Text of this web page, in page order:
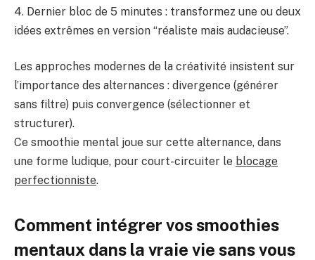
4. Dernier bloc de 5 minutes : transformez une ou deux
idées extrêmes en version “réaliste mais audacieuse”.
Les approches modernes de la créativité insistent sur
l’importance des alternances : divergence (générer
sans filtre) puis convergence (sélectionner et
structurer).
Ce smoothie mental joue sur cette alternance, dans
une forme ludique, pour court-circuiter le blocage
perfectionniste.
Comment intégrer vos smoothies
mentaux dans la vraie vie sans vous